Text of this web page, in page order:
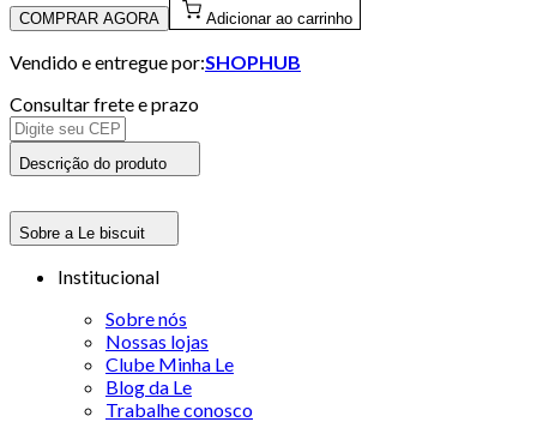
COMPRAR AGORA Adicionar ao carrinho
Vendido e entregue por:SHOPHUB
Consultar frete e prazo
Descrição do produto
Sobre a Le biscuit
Institucional
Sobre nós
Nossas lojas
Clube Minha Le
Blog da Le
Trabalhe conosco